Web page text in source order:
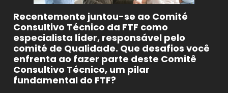
Recentemente juntou-se ao Comité
Consultivo Técnico da FTF como
especialista líder, responsável pelo
comité de Qualidade. Que desafios você
enfrenta ao fazer parte deste Comitê
Consultivo Técnico, um pilar
fundamental do FTF?